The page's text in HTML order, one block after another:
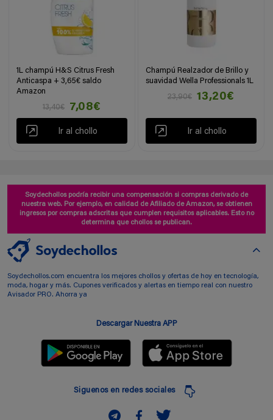
1L champú H&S Citrus Fresh
Anticaspa + 3,65€ saldo
Amazon
13,40€
7,08€
Ir al chollo
Champú Realzador de Brillo y
suavidad Wella Professionals 1L
23,90€
13,20€
Ir al chollo
Soydechollos podría recibir una compensación si compras derivado de
nuestra web. Por ejemplo, en calidad de Afiliado de Amazon, se obtienen
ingresos por compras adscritas que cumplen requisitos aplicables. Esto no
determina que chollos se publican.
Soydechollos.com encuentra los mejores chollos y ofertas de hoy en tecnología,
moda, hogar y más. Cupones verificados y alertas en tiempo real con nuestro
Avisador PRO. Ahorra ya
Descargar Nuestra APP
Siguenos en redes sociales